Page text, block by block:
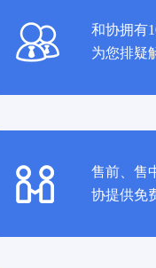
和协拥有
为您排疑
售前、售
协提供免